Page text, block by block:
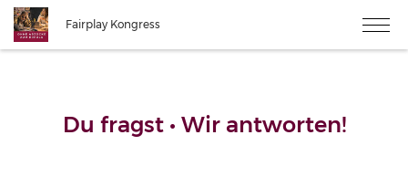
Fairplay Kongress
Du fragst • Wir antworten!